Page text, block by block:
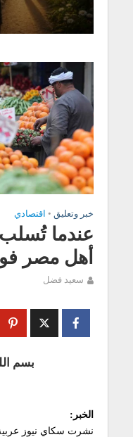
خبر وتعليق • اقتصادي
عندما تُسلب
أهل مصر
سعيد فضل
بسم
الخبر: